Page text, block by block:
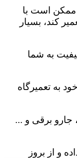
ممکن است با
کند، بسیار
به شما
به تعمیرگاه
جارو برقی و ...
و از بروز